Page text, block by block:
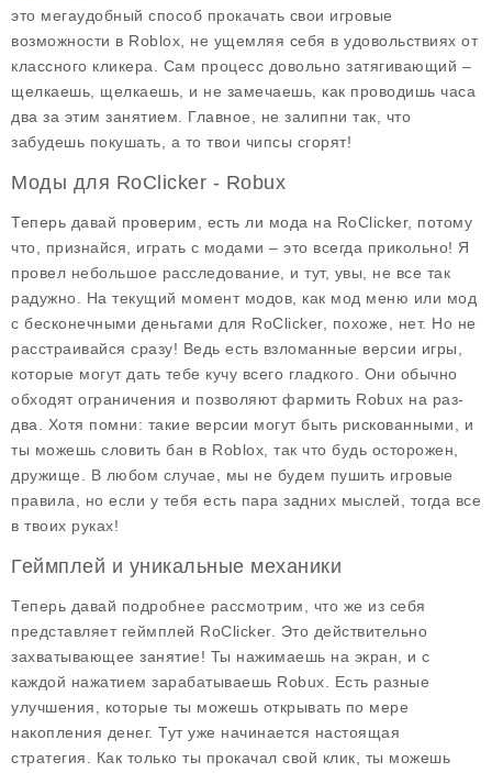
это мегаудобный способ прокачать свои игровые
возможности в Roblox, не ущемляя себя в удовольствиях от
классного кликера. Сам процесс довольно затягивающий –
щелкаешь, щелкаешь, и не замечаешь, как проводишь часа
два за этим занятием. Главное, не залипни так, что
забудешь покушать, а то твои чипсы сгорят!
Моды для RoClicker - Robux
Теперь давай проверим, есть ли мода на RoClicker, потому
что, признайся, играть с модами – это всегда прикольно! Я
провел небольшое расследование, и тут, увы, не все так
радужно. На текущий момент модов, как мод меню или мод
с бесконечными деньгами для RoClicker, похоже, нет. Но не
расстраивайся сразу! Ведь есть взломанные версии игры,
которые могут дать тебе кучу всего гладкого. Они обычно
обходят ограничения и позволяют фармить Robux на раз-
два. Хотя помни: такие версии могут быть рискованными, и
ты можешь словить бан в Roblox, так что будь осторожен,
дружище. В любом случае, мы не будем пушить игровые
правила, но если у тебя есть пара задних мыслей, тогда все
в твоих руках!
Геймплей и уникальные механики
Теперь давай подробнее рассмотрим, что же из себя
представляет геймплей RoClicker. Это действительно
захватывающее занятие! Ты нажимаешь на экран, и с
каждой нажатием зарабатываешь Robux. Есть разные
улучшения, которые ты можешь открывать по мере
накопления денег. Тут уже начинается настоящая
стратегия. Как только ты прокачал свой клик, ты можешь